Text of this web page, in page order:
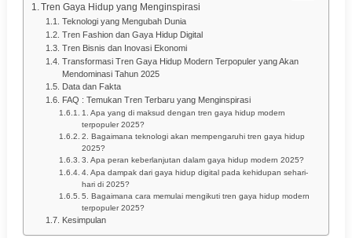
Tren Gaya Hidup yang Menginspirasi
Teknologi yang Mengubah Dunia
Tren Fashion dan Gaya Hidup Digital
Tren Bisnis dan Inovasi Ekonomi
Transformasi Tren Gaya Hidup Modern Terpopuler yang Akan
Mendominasi Tahun 2025
Data dan Fakta
FAQ : Temukan Tren Terbaru yang Menginspirasi
1. Apa yang di maksud dengan tren gaya hidup modern
terpopuler 2025?
2. Bagaimana teknologi akan mempengaruhi tren gaya hidup
2025?
3. Apa peran keberlanjutan dalam gaya hidup modern 2025?
4. Apa dampak dari gaya hidup digital pada kehidupan sehari-
hari di 2025?
5. Bagaimana cara memulai mengikuti tren gaya hidup modern
terpopuler 2025?
Kesimpulan